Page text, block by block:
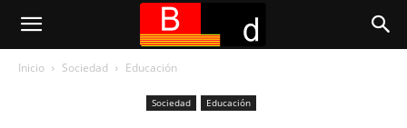
Inicio Sociedad Educación
Sociedad Educación